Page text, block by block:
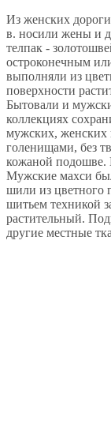
Из женских
в. носили жены и
телпак -
остроконечным
выполняли из
поверхности
Бытовали и
коллекциях
мужских, женских
голенищами, без
кожаной
Мужские махси
шили из цветного
шитьем техникой
растительный.
другие местные